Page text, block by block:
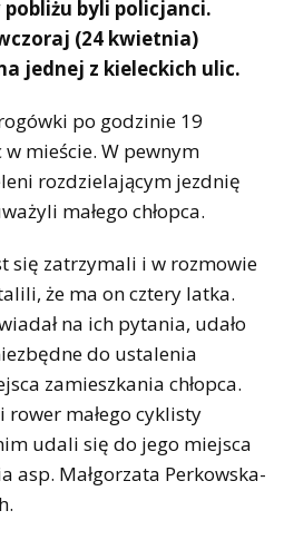
pobliżu byli policjanci.
(24 kwietnia)
jednej z kieleckich ulic.
po godzinie 19
mieście. W pewnym
rozdzielającym jezdnię
małego chłopca.
się zatrzymali i w rozmowie
że ma on cztery latka.
na ich pytania, udało
do ustalenia
zamieszkania chłopca.
rower małego cyklisty
udali się do jego miejsca
asp. Małgorzata Perkowska-